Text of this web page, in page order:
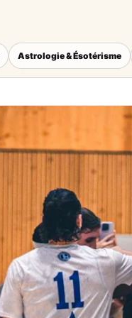
Astrologie & Ésotérisme